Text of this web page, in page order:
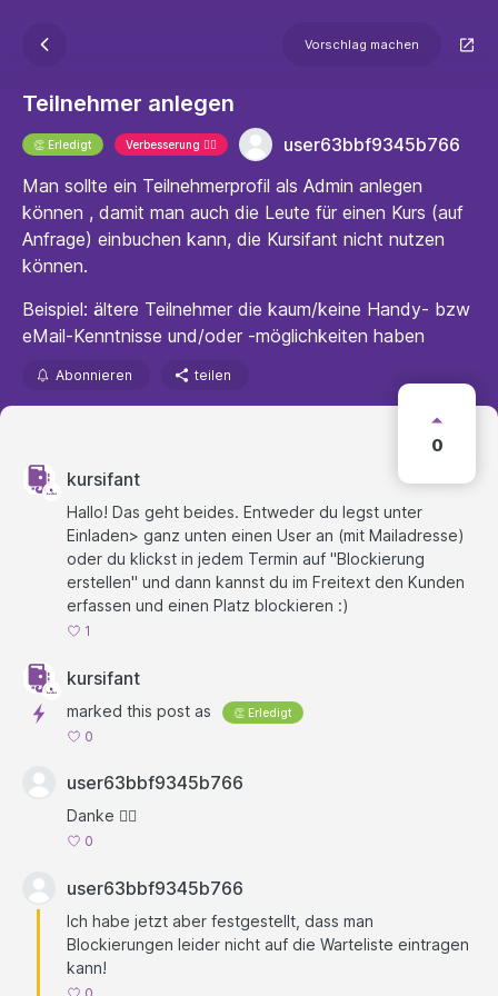
Vorschlag machen
Teilnehmer anlegen
👏 Erledigt Verbesserung 🐱‍🏍
user63bbf9345b766
Man sollte ein Teilnehmerprofil als Admin anlegen
können , damit man auch die Leute für einen Kurs (auf
Anfrage) einbuchen kann, die Kursifant nicht nutzen
können.
Beispiel: ältere Teilnehmer die kaum/keine Handy- bzw
eMail-Kenntnisse und/oder -möglichkeiten haben
Abonnieren teilen
0
kursifant
Hallo! Das geht beides. Entweder du legst unter
Einladen> ganz unten einen User an (mit Mailadresse)
oder du klickst in jedem Termin auf "Blockierung
erstellen" und dann kannst du im Freitext den Kunden
erfassen und einen Platz blockieren :)
1
kursifant
marked this post as 👏 Erledigt
0
user63bbf9345b766
Danke 👍🏻
0
user63bbf9345b766
Ich habe jetzt aber festgestellt, dass man
Blockierungen leider nicht auf die Warteliste eintragen
kann!
0